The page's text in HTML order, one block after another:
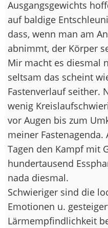
Ausgangsgewichts
auf baldige
dass, wenn man am
abnimmt, der Körper
Mir macht es diesmal
seltsam das scheint
Fastenverlauf seither.
wenig
vor Augen bis zum
meiner
Tagen den Kampf mit
hundertausend
nada diesmal.
Schwieriger sind die
Emotionen u.
Lärmempfindlichkeit